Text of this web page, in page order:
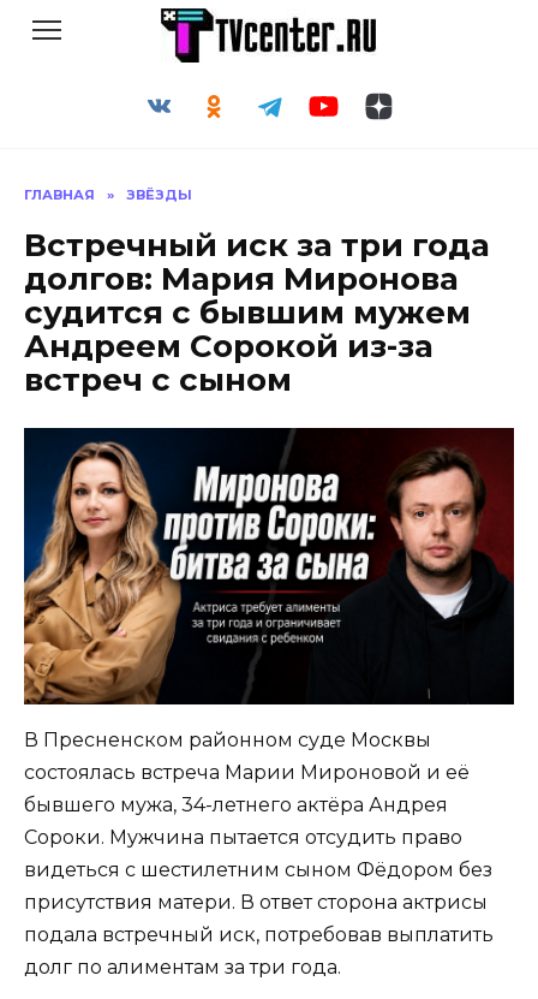
ГЛАВНАЯ » ЗВЁЗДЫ
Встречный иск за три года
долгов: Мария Миронова
судится с бывшим мужем
Андреем Сорокой из-за
встреч с сыном
В Пресненском районном суде Москвы
состоялась встреча Марии Мироновой и её
бывшего мужа, 34-летнего актёра Андрея
Сороки. Мужчина пытается отсудить право
видеться с шестилетним сыном Фёдором без
присутствия матери. В ответ сторона актрисы
подала встречный иск, потребовав выплатить
долг по алиментам за три года.